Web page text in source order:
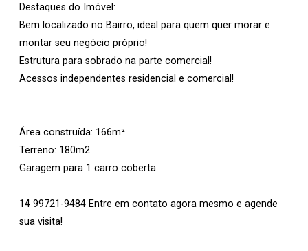
Destaques do Imóvel:
Bem localizado no Bairro, ideal para quem quer morar e
montar seu negócio próprio!
Estrutura para sobrado na parte comercial!
Acessos independentes residencial e comercial!
Área construída: 166m²
Terreno: 180m2
Garagem para 1 carro coberta
14 99721-9484 Entre em contato agora mesmo e agende
sua visita!